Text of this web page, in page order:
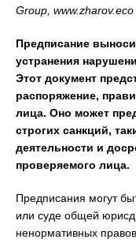
Group, www.zharov.eco
Предписание
устранения
Этот документ
распоряжение,
лица. Оно может
строгих санкций,
деятельности и
проверяемого лица.
Предписания могут
или суде общей
ненормативных